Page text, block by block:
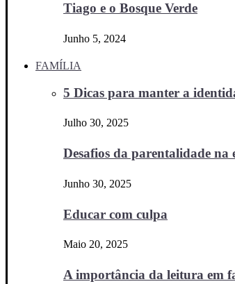
Tiago e o Bosque Verde
Junho 5, 2024
FAMÍLIA
5 Dicas para manter a
Julho 30, 2025
Desafios da parentalidade na
Junho 30, 2025
Educar com culpa
Maio 20, 2025
A importância da leitura em